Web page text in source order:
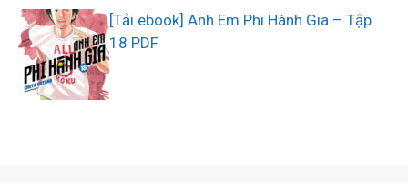
[Tải ebook] Anh Em Phi Hành Gia – Tập
18 PDF